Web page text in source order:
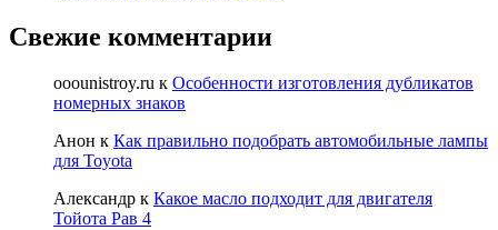
Свежие комментарии
ooounistroy.ru к Особенности изготовления дубликатов
номерных знаков
Анон к Как правильно подобрать автомобильные лампы
для Toyota
Александр к Какое масло подходит для двигателя
Тойота Рав 4